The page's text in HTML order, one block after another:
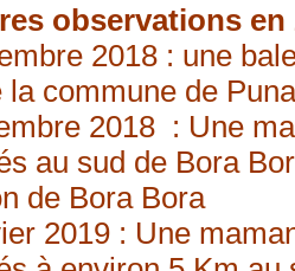
observations en
2018 : une
la commune de
2018 : Une
au sud de Bora
de Bora Bora
2019 : Une